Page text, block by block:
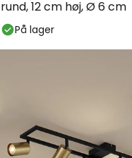
rund, 12 cm høj, Ø 6 cm
På lager